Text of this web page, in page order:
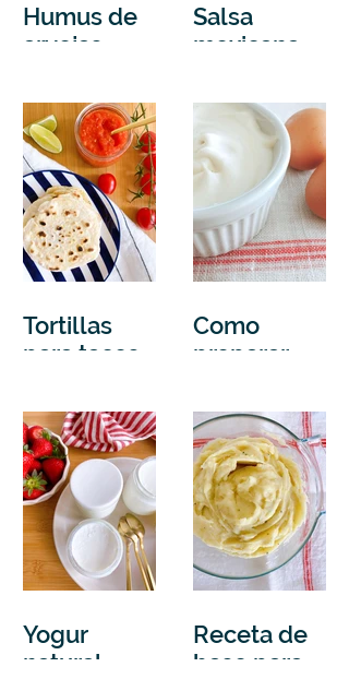
Humus de
arvejas
Salsa
mexicana
picante
Tortillas
para tacos
Como
preparar
casera
Yogur
natural
Receta de
base para